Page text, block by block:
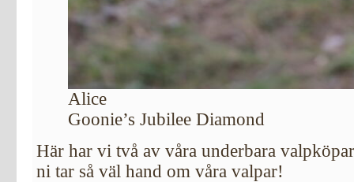
Alice
Goonie’s Jubilee Diamond
Här har vi två av våra underbara
ni tar så väl hand om våra valpar!